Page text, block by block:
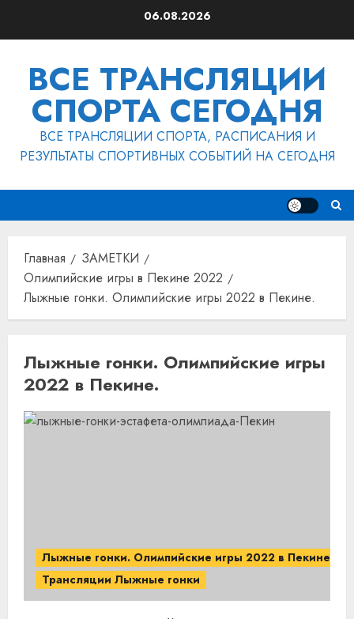
06.08.2026
ВСЕ ТРАНСЛЯЦИИ
СПОРТА СЕГОДНЯ
ВСЕ ТРАНСЛЯЦИИ СПОРТА, РАСПИСАНИЯ И
РЕЗУЛЬТАТЫ СПОРТИВНЫХ СОБЫТИЙ НА СЕГОДНЯ
Главная
ЗАМЕТКИ
Олимпийские игры в Пекине 2022
Лыжные гонки. Олимпийские игры 2022 в Пекине.
Лыжные гонки. Олимпийские игры
2022 в Пекине.
Лыжные гонки. Олимпийские игры 2022 в Пекине.
Трансляции Лыжные гонки